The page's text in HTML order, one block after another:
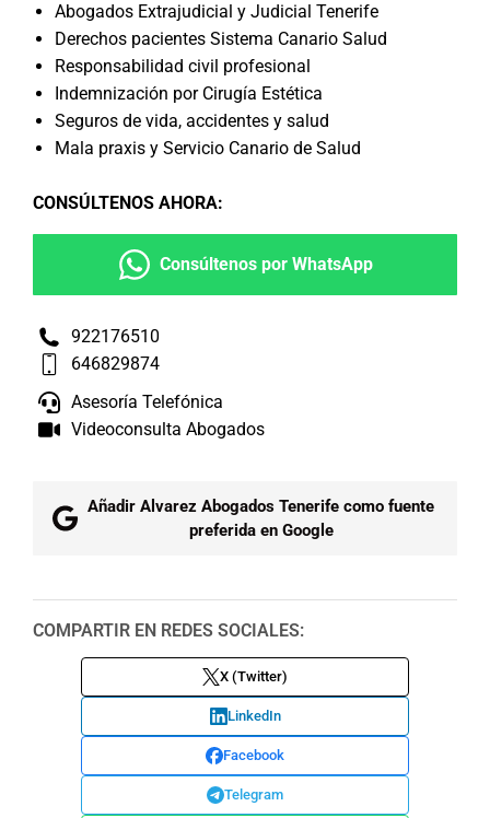
Abogados Extrajudicial y Judicial Tenerife
Derechos pacientes Sistema Canario Salud
Responsabilidad civil profesional
Indemnización por Cirugía Estética
Seguros de vida, accidentes y salud
Mala praxis y Servicio Canario de Salud
CONSÚLTENOS AHORA:
Consúltenos por WhatsApp
922176510
646829874
Asesoría Telefónica
Videoconsulta Abogados
Añadir Alvarez Abogados Tenerife como fuente
preferida en Google
COMPARTIR EN REDES SOCIALES:
X (Twitter)
LinkedIn
Facebook
Telegram